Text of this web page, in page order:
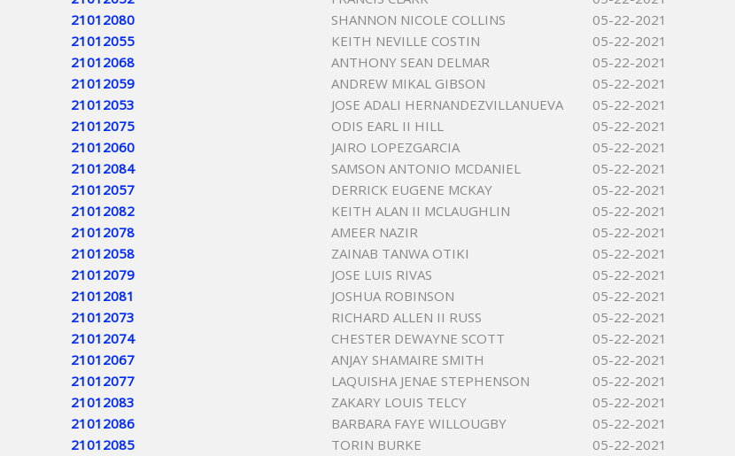
21012080
SHANNON NICOLE COLLINS
05-22-2021
21012055
KEITH NEVILLE COSTIN
05-22-2021
21012068
ANTHONY SEAN DELMAR
05-22-2021
21012059
ANDREW MIKAL GIBSON
05-22-2021
21012053
JOSE ADALI HERNANDEZVILLANUEVA
05-22-2021
21012075
ODIS EARL II HILL
05-22-2021
21012060
JAIRO LOPEZGARCIA
05-22-2021
21012084
SAMSON ANTONIO MCDANIEL
05-22-2021
21012057
DERRICK EUGENE MCKAY
05-22-2021
21012082
KEITH ALAN II MCLAUGHLIN
05-22-2021
21012078
AMEER NAZIR
05-22-2021
21012058
ZAINAB TANWA OTIKI
05-22-2021
21012079
JOSE LUIS RIVAS
05-22-2021
21012081
JOSHUA ROBINSON
05-22-2021
21012073
RICHARD ALLEN II RUSS
05-22-2021
21012074
CHESTER DEWAYNE SCOTT
05-22-2021
21012067
ANJAY SHAMAIRE SMITH
05-22-2021
21012077
LAQUISHA JENAE STEPHENSON
05-22-2021
21012083
ZAKARY LOUIS TELCY
05-22-2021
21012086
BARBARA FAYE WILLOUGBY
05-22-2021
21012085
TORIN BURKE
05-22-2021